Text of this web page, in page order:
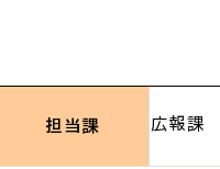
担当課 広報課